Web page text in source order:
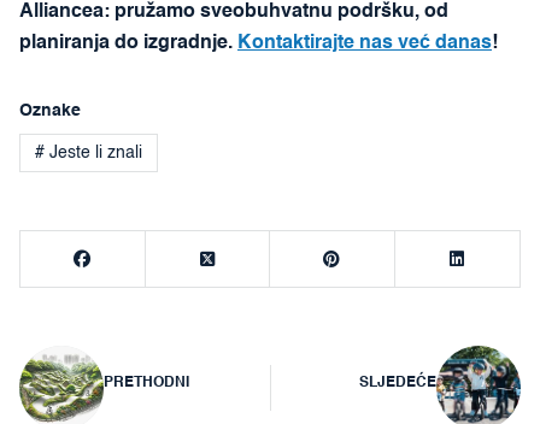
Alliancea: pružamo sveobuhvatnu podršku, od
planiranja do izgradnje. Kontaktirajte nas već danas!
Oznake
# Jeste li znali
Navigacija
objava
PRETHODNI SLJEDEĆE